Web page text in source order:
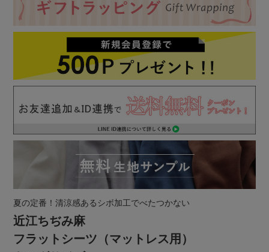
夏の定番！清涼感あるシボ加工でべたつかない
近江ちぢみ麻
フラットシーツ（マットレス用）